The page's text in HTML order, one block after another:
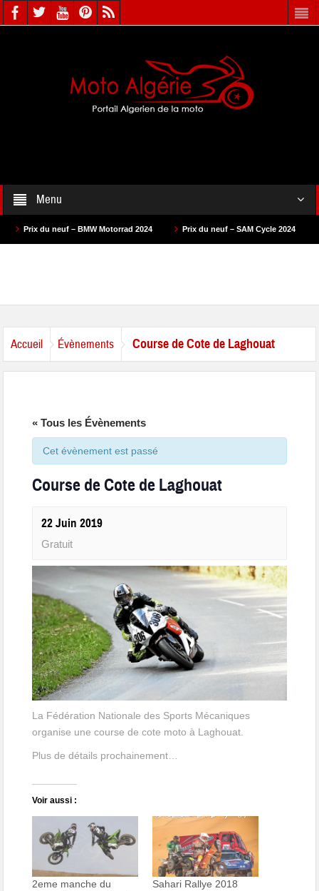
Menu
du neuf – BMW Motorrad 2024 Prix du neuf – SAM Cycle 2024 Prix du
Accueil Évènements Course de Cote de Laghouat
« Tous les Évènements
Cet évènement est passé
Course de Cote de Laghouat
22 Juin 2019
Gratuit
La Fédération Nationale des Sports Mécaniques
organise une course de cote moto à Laghouat.
Plus de détails prochainement…
Voir aussi :
2eme manche du
Sahari Rallye 2018